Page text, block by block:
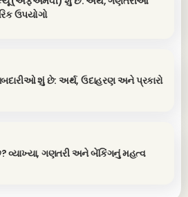
ઉપયોગો
શું છે: અર્થ, ઉદાહરણ અને પ્રકારો
વ્યાખ્યા, ગણતરી અને બેંકિંગનું મહત્વ